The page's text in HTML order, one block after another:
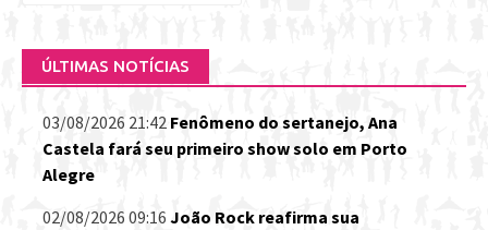
ÚLTIMAS NOTÍCIAS
03/08/2026 21:42 Fenômeno do sertanejo, Ana
Castela fará seu primeiro show solo em Porto
Alegre
02/08/2026 09:16 João Rock reafirma sua